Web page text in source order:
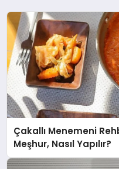
Çakallı Menemeni
Meşhur, Nasıl Yapılır?